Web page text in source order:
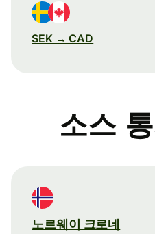
SEK → CAD
소스
노르웨이 크로네